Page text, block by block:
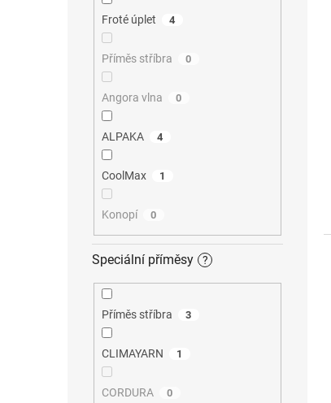
Froté úplet 4
Příměs stříbra 0
Angora vlna 0
ALPAKA 4
CoolMax 1
Konopí 0
Speciální příměsy ?
Příměs stříbra 3
CLIMAYARN 1
CORDURA 0